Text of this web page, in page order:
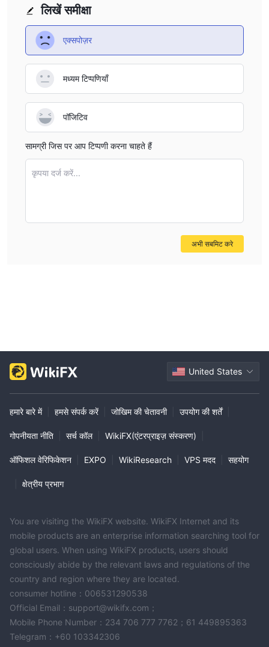
लिखें समीक्षा
एक्सपोज़र
मध्यम टिप्पणियाँ
पॉजिटिव
सामग्री जिस पर आप टिप्पणी करना चाहते हैं
कृपया दर्ज करें...
अभी सबमिट करे
United States
हमारे बारे में हमसे संपर्क करें जोखिम की चेतावनी उपयोग की शर्तें
गोपनीयता नीति सर्च कॉल WikiFX(एंटरप्राइज़ संस्करण)
ऑफिशल वेरिफिकेशन EXPO WikiResearch VPS मदद सहयोग
क्षेत्रीय प्रभाग
You are visiting the WikiFX website. WikiFX Internet and its
mobile products are an enterprise information searching tool for
global users. When using WikiFX products, users should
consciously abide by the relevant laws and regulations of the
country and region where they are located.
consumer hotline：006531290538
Official Email：support@wikifx.com；
Mobile Phone Number：234 706 777 7762；61 449895363
Telegram：+60 103342306